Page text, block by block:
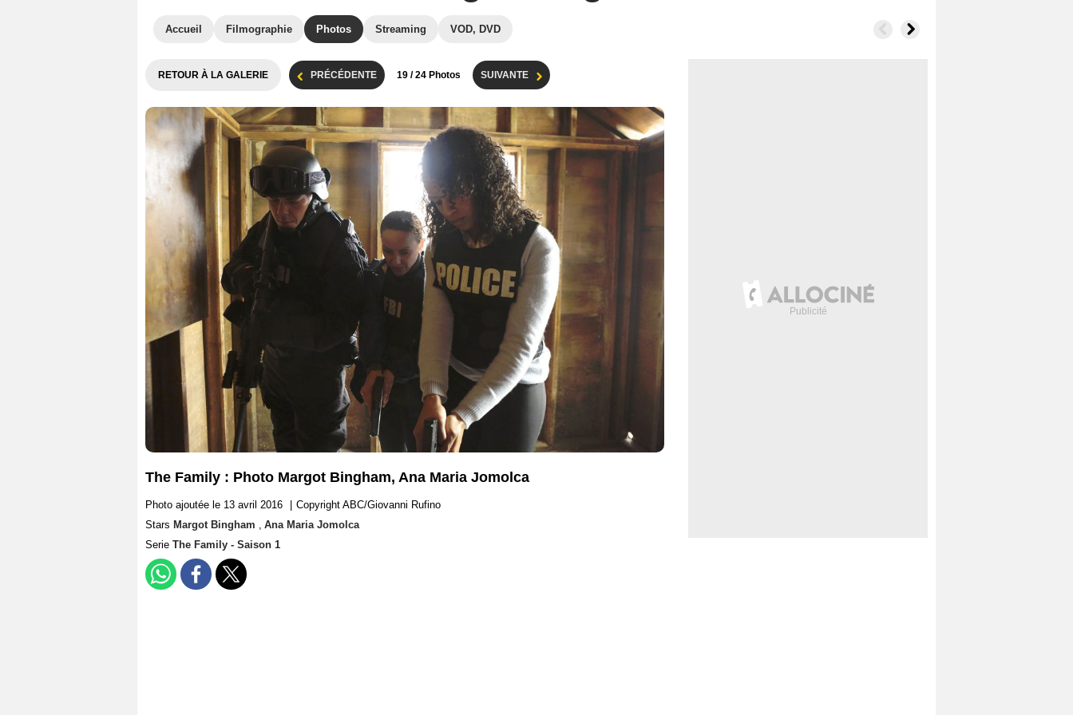
Accueil Filmographie Photos Streaming VOD, DVD
RETOUR À LA GALERIE PRÉCÉDENTE 19 / 24 Photos SUIVANTE
The Family : Photo Margot Bingham, Ana Maria Jomolca
Photo ajoutée le 13 avril 2016
Copyright ABC/Giovanni Rufino
Stars Margot Bingham , Ana Maria Jomolca
Serie The Family - Saison 1